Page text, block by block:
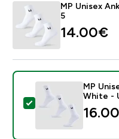
MP Unisex
5
14.00€‎
- MP Unisex Crew
MP
White -